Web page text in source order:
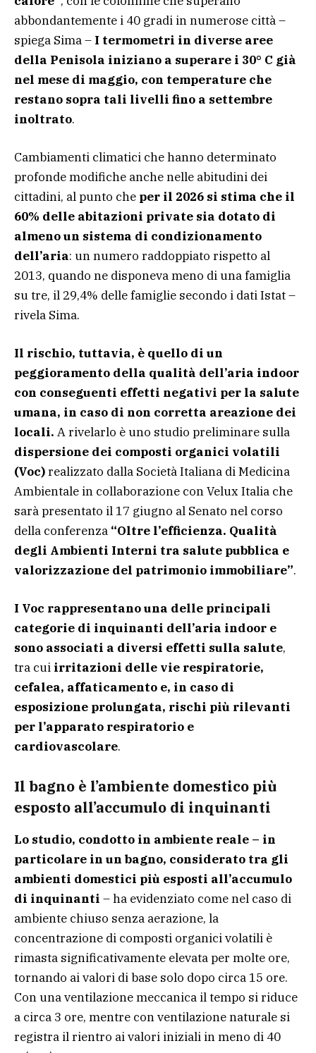
abbondantemente i 40 gradi in numerose città –
spiega Sima – I termometri in diverse aree
della Penisola iniziano a superare i 30° C già
nel mese di maggio, con temperature che
restano sopra tali livelli fino a settembre
inoltrato.
Cambiamenti climatici che hanno determinato
profonde modifiche anche nelle abitudini dei
cittadini, al punto che per il 2026 si stima che il
60% delle abitazioni private sia dotato di
almeno un sistema di condizionamento
dell’aria: un numero raddoppiato rispetto al
2013, quando ne disponeva meno di una famiglia
su tre, il 29,4% delle famiglie secondo i dati Istat –
rivela Sima.
Il rischio, tuttavia, è quello di un
peggioramento della qualità dell’aria indoor
con conseguenti effetti negativi per la salute
umana, in caso di non corretta areazione dei
locali. A rivelarlo è uno studio preliminare sulla
dispersione dei composti organici volatili
(Voc)realizzato dalla Società Italiana di Medicina
Ambientale in collaborazione con Velux Italia che
sarà presentato il 17 giugno al Senato nel corso
della conferenza “Oltre l’efficienza. Qualità
degli Ambienti Interni tra salute pubblica e
valorizzazione del patrimonio immobiliare”.
I Voc rappresentano una delle principali
categorie di inquinanti dell’aria indoor e
sono associati a diversi effetti sulla salute,
tra cui irritazioni delle vie respiratorie,
cefalea, affaticamento e, in caso di
esposizione prolungata, rischi più rilevanti
per l’apparato respiratorio e
cardiovascolare.
Il bagno è l’ambiente domestico più
esposto all’accumulo di inquinanti
Lo studio, condotto in ambiente reale – in
particolare in un bagno, considerato tra gli
ambienti domestici più esposti all’accumulo
di inquinanti – ha evidenziato come nel caso di
ambiente chiuso senza aerazione, la
concentrazione di composti organici volatili è
rimasta significativamente elevata per molte ore,
tornando ai valori di base solo dopo circa 15 ore.
Con una ventilazione meccanica il tempo si riduce
a circa 3 ore, mentre con ventilazione naturale si
registra il rientro ai valori iniziali in meno di 40